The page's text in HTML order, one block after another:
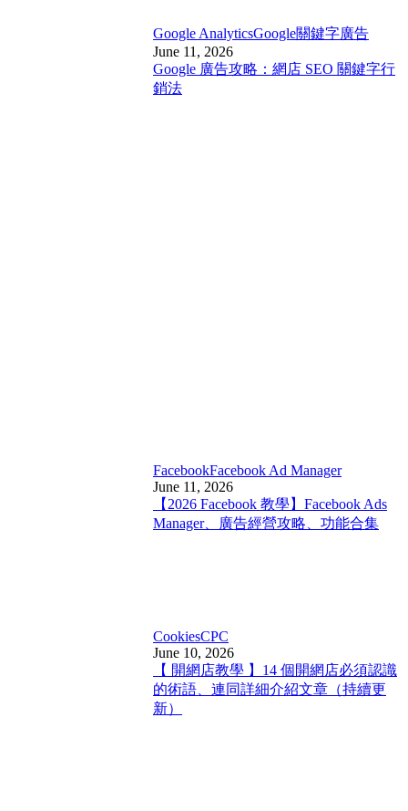
Google AnalyticsGoogle關鍵字廣告
June 11, 2026
Google 廣告攻略：網店 SEO 關鍵字行
銷法
FacebookFacebook Ad Manager
June 11, 2026
【2026 Facebook 教學】Facebook Ads
Manager、廣告經營攻略、功能合集
CookiesCPC
June 10, 2026
【 開網店教學 】14 個開網店必須認識
的術語、連同詳細介紹文章（持續更
新）